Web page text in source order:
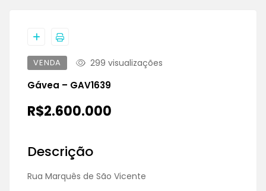
VENDA 299 visualizações
Gávea – GAV1639
R$2.600.000
Descrição
Rua Marquês de São Vicente